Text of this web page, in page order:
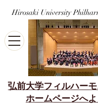
弘前大学フィルハー
ホームページへよ
Hirosaki University